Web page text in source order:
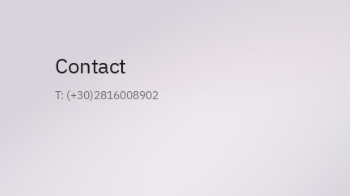
Contact
T: (+30)2816008902